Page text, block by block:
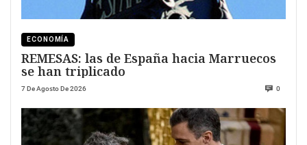
ECONOMÍA
REMESAS: las de España hacia Marruecos
se han triplicado
7 De Agosto De 2026 0